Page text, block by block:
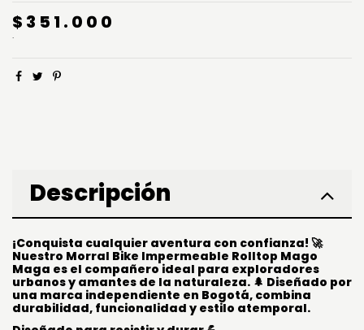
$351.000
.
Descripción
¡Conquista cualquier aventura con confianza! 🚀
Nuestro Morral Bike Impermeable Rolltop Mago
Maga es el compañero ideal para exploradores
urbanos y amantes de la naturaleza. 🌲 Diseñado por
una marca independiente en Bogotá, combina
durabilidad, funcionalidad y estilo atemporal.